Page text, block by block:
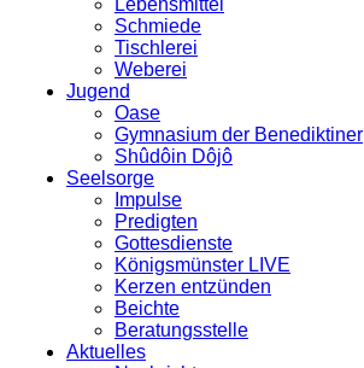
Schmiede
Tischlerei
Weberei
Jugend
Oase
Gymnasium der Benediktiner
Shûdôin Dôjô
Seelsorge
Impulse
Predigten
Gottesdienste
Königsmünster LIVE
Kerzen entzünden
Beichte
Beratungsstelle
Aktuelles